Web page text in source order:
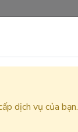
dịch vụ của bạn.